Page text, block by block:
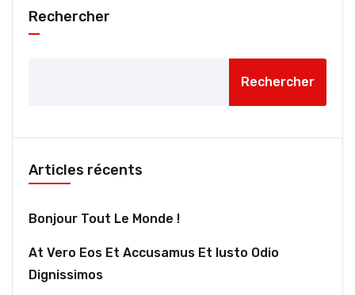
Rechercher
Rechercher
Articles récents
Bonjour Tout Le Monde !
At Vero Eos Et Accusamus Et Iusto Odio
Dignissimos